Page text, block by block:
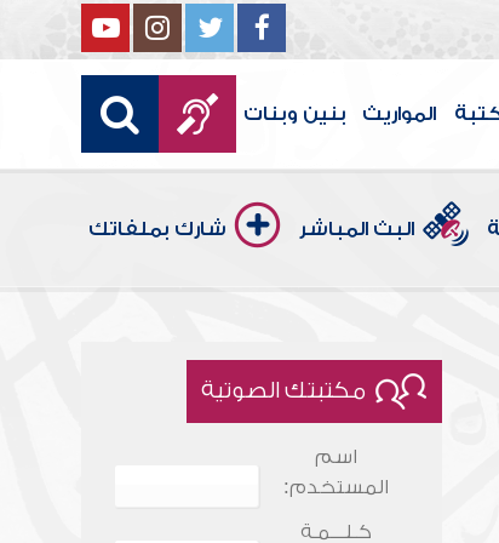
المواريث بنين وبنات
البث المباشر شارك بملفاتك
مكتبتك الصوتية
اسم
المستخدم:
كـلـــمـة